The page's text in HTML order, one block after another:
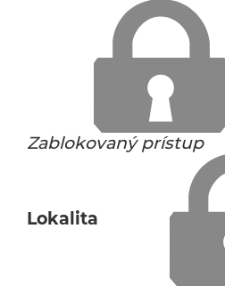
Zablokovaný prístup
Lokalita